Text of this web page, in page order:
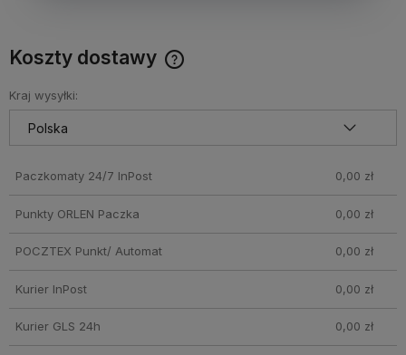
Koszty dostawy
produkty które nie mieszczą się do Paczkomatu nie
wchodzą w skład promocji. Koszty wysyłki dla przesyłek
pobraniowych mogą być droższe
Kraj wysyłki:
Paczkomaty 24/7 InPost 0,00 zł
Punkty ORLEN Paczka 0,00 zł
POCZTEX Punkt/ Automat 0,00 zł
Kurier InPost 0,00 zł
Kurier GLS 24h 0,00 zł